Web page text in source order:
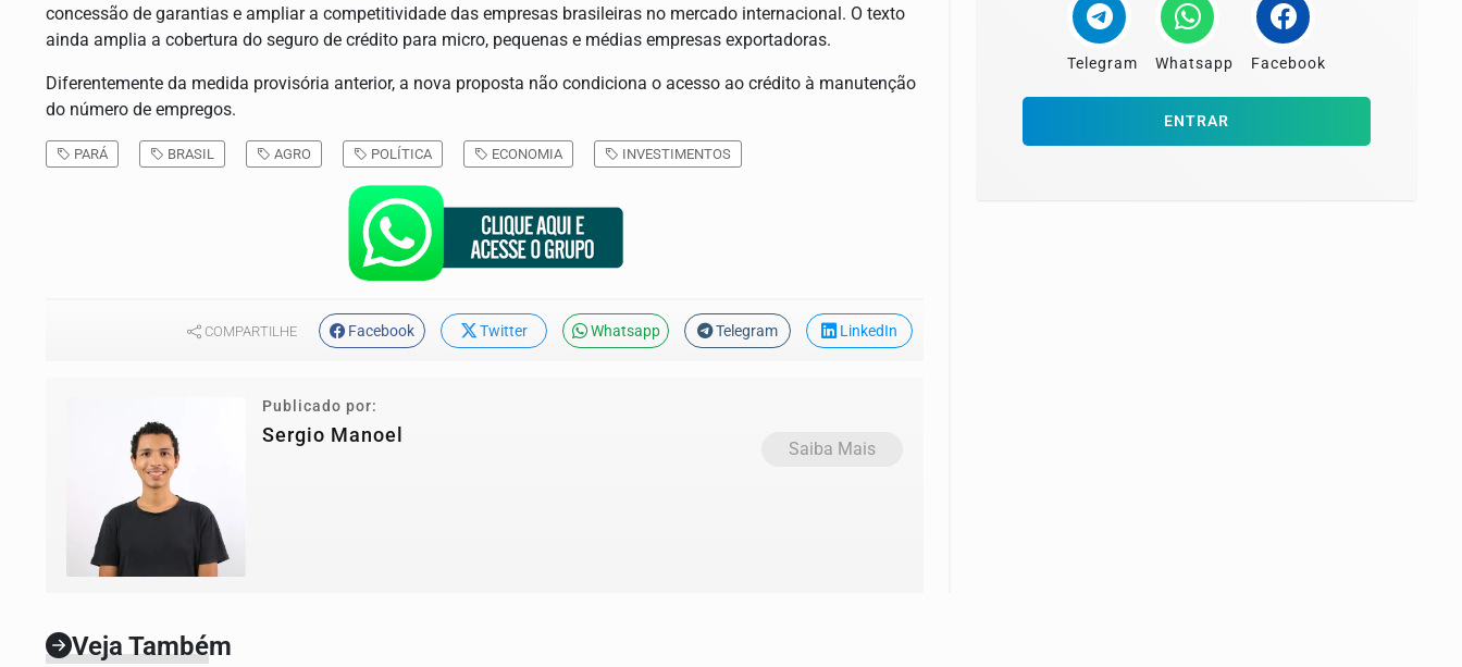
concessão de garantias e ampliar a competitividade das empresas brasileiras no mercado internacional. O texto
ainda amplia a cobertura do seguro de crédito para micro, pequenas e médias empresas exportadoras.
Diferentemente da medida provisória anterior, a nova proposta não condiciona o acesso ao crédito à manutenção
do número de empregos.
PARÁ BRASIL AGRO POLÍTICA ECONOMIA INVESTIMENTOS
COMPARTILHE Facebook Twitter Whatsapp Telegram LinkedIn
Publicado por:
Sergio Manoel
Saiba Mais
Telegram Whatsapp Facebook
ENTRAR
Veja Também